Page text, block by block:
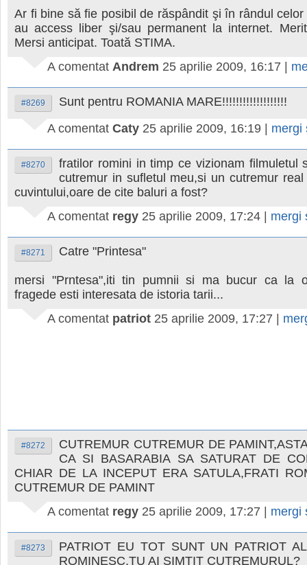
Ar fi bine să fie posibil de răspândit şi în rândul
au access liber şi/sau permanent la internet.
Mersi anticipat. Toată STIMA.
A comentat Andrem 25 aprilie 2009, 16:17 |
#8269
Sunt pentru ROMANIA MARE!!!!!!!!!!!!!!!!!!!
A comentat Caty 25 aprilie 2009, 16:19 |
#8270
fratilor romini in timp ce vizionam filmuletul
cutremur in sufletul meu,si un cutremur
cuvintului,oare de cite baluri a fost?
A comentat regy 25 aprilie 2009, 17:24
#8271 Catre "Printesa"
mersi "Prntesa",iti tin pumnii si ma bucur ca la
fragede esti interesata de istoria tarii...
A comentat patriot 25 aprilie 2009, 17:27
#8272
CUTREMUR CUTREMUR DE
CA SI BASARABIA SA SATURAT DE
CHIAR DE LA INCEPUT ERA SATULA,FRATI
CUTREMUR DE PAMINT
A comentat regy 25 aprilie 2009, 17:27
#8273
PATRIOT EU TOT SUNT UN PATRIOT
ROMINESC,TU AI SIMTIT CUTREMURUL?